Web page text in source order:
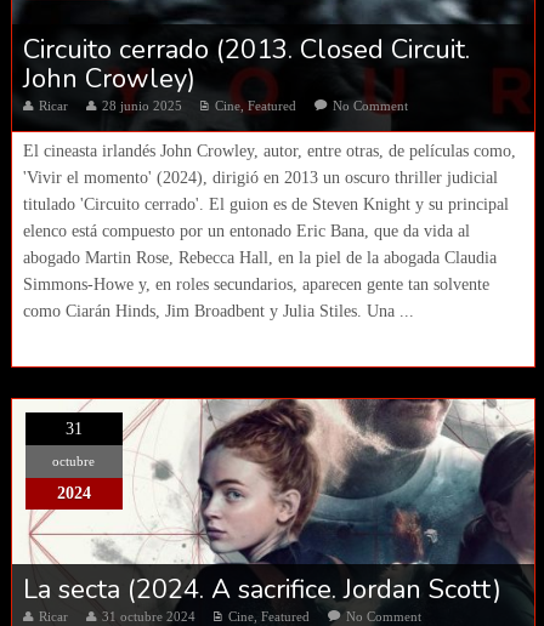
Circuito cerrado (2013. Closed Circuit.
John Crowley)
Ricar 28 junio 2025 Cine,Featured No Comment
El cineasta irlandés John Crowley, autor, entre otras, de películas como,
'Vivir el momento' (2024), dirigió en 2013 un oscuro thriller judicial
titulado 'Circuito cerrado'. El guion es de Steven Knight y su principal
elenco está compuesto por un entonado Eric Bana, que da vida al
abogado Martin Rose, Rebecca Hall, en la piel de la abogada Claudia
Simmons-Howe y, en roles secundarios, aparecen gente tan solvente
como Ciarán Hinds, Jim Broadbent y Julia Stiles. Una ...
31
octubre
2024
La secta (2024. A sacrifice. Jordan Scott)
Ricar 31 octubre 2024 Cine, Featured No Comment